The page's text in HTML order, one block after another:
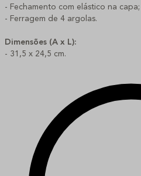
- Fechamento com elástico na capa;
- Ferragem de 4 argolas.
Dimensões (A x L):
- 31,5 x 24,5 cm.